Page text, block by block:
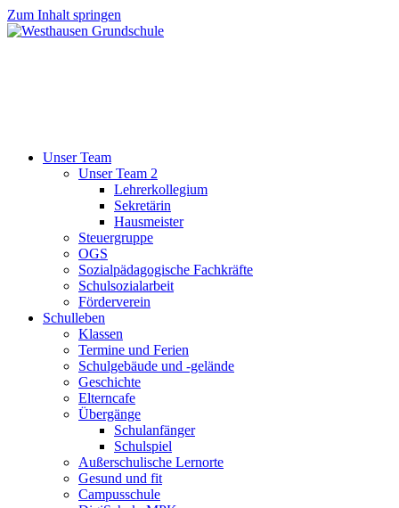
Zum Inhalt springen
Unser Team
Unser Team 2
Lehrerkollegium
Sekretärin
Hausmeister
Steuergruppe
OGS
Sozialpädagogische Fachkräfte
Schulsozialarbeit
Förderverein
Schulleben
Klassen
Termine und Ferien
Schulgebäude und -gelände
Geschichte
Elterncafe
Übergänge
Schulanfänger
Schulspiel
Außerschulische Lernorte
Gesund und fit
Campusschule